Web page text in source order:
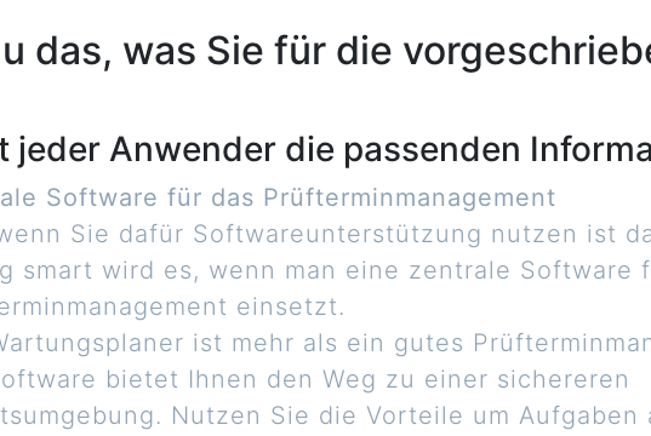
das, was Sie für die
Anwender die passenden
Software für das Prüfterminmanagement
Sie dafür Softwareunterstützung nutzen ist
smart wird es, wenn man eine zentrale Software
einsetzt.
ist mehr als ein gutes
bietet Ihnen den Weg zu einer sichereren
Nutzen Sie die Vorteile um Aufgaben